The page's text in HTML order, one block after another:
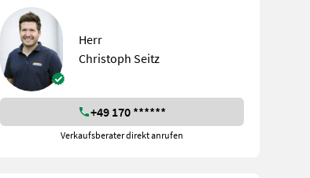
Herr
Christoph Seitz
+49 170 ******
Verkaufsberater direkt anrufen